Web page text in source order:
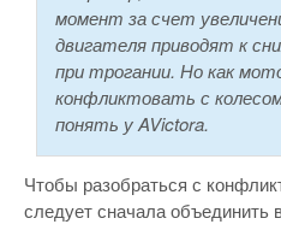
момент за счет
двигателя приводят к
при трогании. Но как
конфликтовать с
понять у AVictora.
Чтобы разобраться с
следует сначала объединить